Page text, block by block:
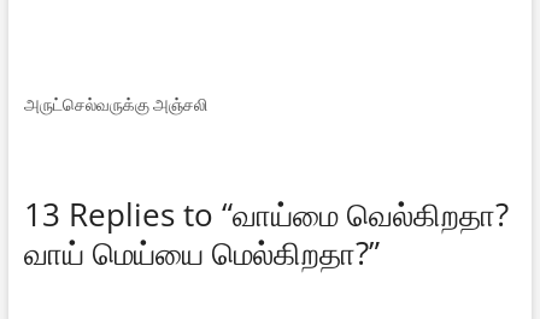
அருட்செல்வருக்கு அஞ்சலி
13 Replies to “வாய்மை வெல்கிறதா?
வாய் மெய்யை மெல்கிறதா?”